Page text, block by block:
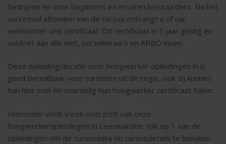
bedrijven en voor beginners en ervaren bestuurders. Na het
succesvol afronden van de cursus ontvangt u of uw
werknemer ons certificaat. Dit certificaat is 5 jaar geldig en
voldoet aan alle wet, verzekeraars en ARBO eisen.
Deze opleidingslocatie voor hoogwerker opleidingen in is
goed bereikbaar voor cursisten uit de regio, ook zij kunnen
hun hier snel en voordelig hun hoogwerker certificaat halen:
Hieronder vindt u een overzicht van onze
hoogwerkeropleidingen in Leeuwarden. Klik op 1 van de
opleidingen om de cursusdata en cursusdetails te bekijken.